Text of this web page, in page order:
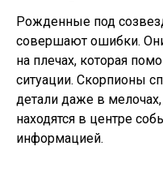
Рожденные под
совершают ошибки.
на плечах, которая
ситуации. Скорпионы
детали даже в
находятся в центре
информацией.